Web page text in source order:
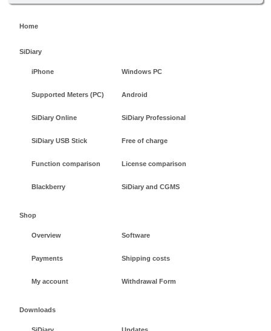
Home
SiDiary
iPhone Windows PC
Supported Meters (PC) Android
SiDiary Online SiDiary Professional
SiDiary USB Stick Free of charge
Function comparison License comparison
Blackberry SiDiary and CGMS
Shop
Overview Software
Payments Shipping costs
My account Withdrawal Form
Downloads